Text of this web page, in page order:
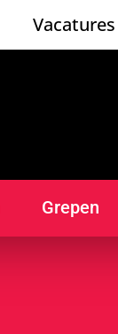
Vacatures
Grepen